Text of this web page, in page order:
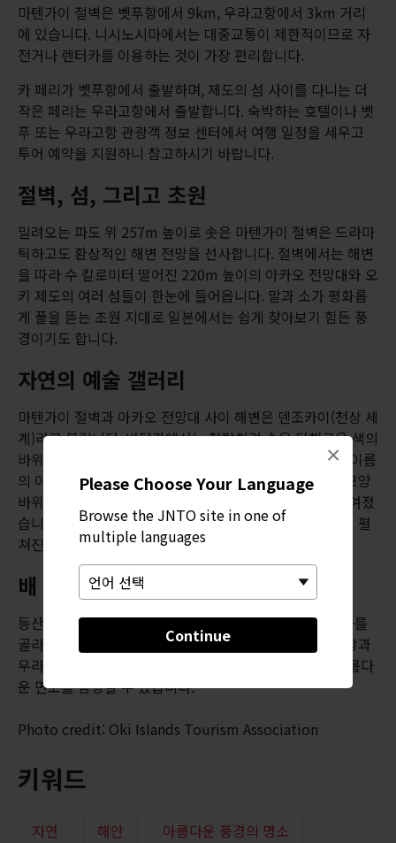
Please Choose Your Language
Browse the JNTO site in one of
multiple languages
Continue
×
마텐가이 절벽은 벳푸항에서 9km, 우라고항에서 3km 거리
에 있습니다. 니시노시마에서는 대중교통이 제한적이므로 자
전거나 렌터카를 이용하는 것이 가장 편리합니다.
카 페리가 벳푸항에서 출발하며, 제도의 섬 사이를 다니는 더
작은 페리는 우라고항에서 출발합니다. 숙박하는 호텔이나 벳
푸 또는 우라고항 관광객 정보 센터에서 여행 일정을 세우고
투어 예약을 지원하니 참고하시기 바랍니다.
절벽, 섬, 그리고 초원
밀려오는 파도 위 257m 높이로 솟은 마텐가이 절벽은 드라마
틱하고도 환상적인 해변 전망을 선사합니다. 절벽에서는 해변
을 따라 수 킬로미터 떨어진 220m 높이의 아카오 전망대와 오
키 제도의 여러 섬들이 한눈에 들어옵니다. 말과 소가 평화롭
게 풀을 뜯는 초원 지대로 일본에서는 쉽게 찾아보기 힘든 풍
경이기도 합니다.
자연의 예술 갤러리
마텐가이 절벽과 아카오 전망대 사이 해변은 덴조카이(천상 세
계)라고 불립니다. 바닷가에서는 첨탑처럼 솟은 다채로운 색의
바위, 바다 동굴, 자연이 깎아낸 쓰텐쿄(천상의 다리)라는 이름
의 아치를 구경할 수 있습니다. 암석 대다수는 코끼리 코 모양
바위, 개구리 바위, 간논 바위 등 생김새에 따라 이름이 붙여졌
습니다. 바다가 잔잔할 때 아래로 내려가 멋진 동굴 안에서 펼
쳐진 작은 해변과 조수 웅덩이를 관찰하는 것도 좋습니다.
배 위에서 감상하는 풍경
등산을 즐기지 않는 분이라면 여러 편의 투어 보트 중 하나를
골라 해안 크루즈를 즐겨보세요. 4월부터 10월까지 벳푸항과
우라고항에서 투어 보트를 운항하며 해안가의 또 다른 아름다
운 면모를 감상할 수 있습니다.
Photo credit: Oki Islands Tourism Association
키워드
자연 해안 아름다운 풍경의 명소